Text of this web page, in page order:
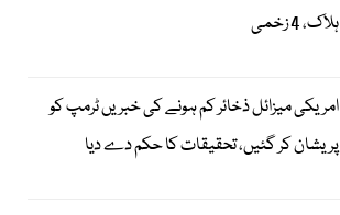
ہلاک، 4 زخمی
امریکی میزائل ذخائر کم ہونے کی خبریں ٹرمپ کو
پریشان کر گئیں، تحقیقات کا حکم دے دیا